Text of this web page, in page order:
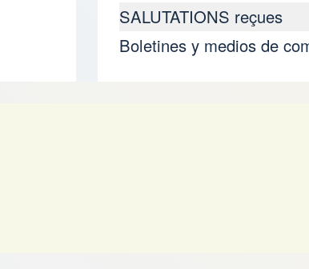
SALUTATIONS reçues
Boletines y medios de